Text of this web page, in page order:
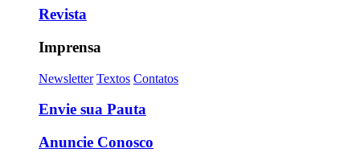
Revista
Imprensa
Newsletter Textos Contatos
Envie sua Pauta
Anuncie Conosco